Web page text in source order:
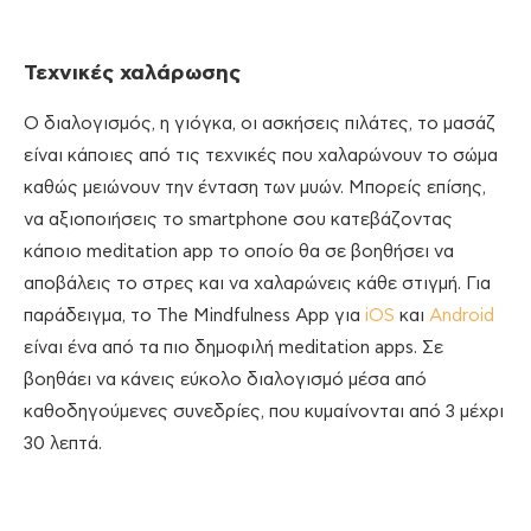
Τεχνικές χαλάρωσης
Ο διαλογισμός, η γιόγκα, οι ασκήσεις πιλάτες, το μασάζ
είναι κάποιες από τις τεχνικές που χαλαρώνουν το σώμα
καθώς μειώνουν την ένταση των μυών. Μπορείς επίσης,
να αξιοποιήσεις το smartphone σου κατεβάζοντας
κάποιο meditation app το οποίο θα σε βοηθήσει να
αποβάλεις το στρες και να χαλαρώνεις κάθε στιγμή. Για
παράδειγμα, το The Mindfulness App για iOS και Android
είναι ένα από τα πιο δημοφιλή meditation apps. Σε
βοηθάει να κάνεις εύκολο διαλογισμό μέσα από
καθοδηγούμενες συνεδρίες, που κυμαίνονται από 3 μέχρι
30 λεπτά.